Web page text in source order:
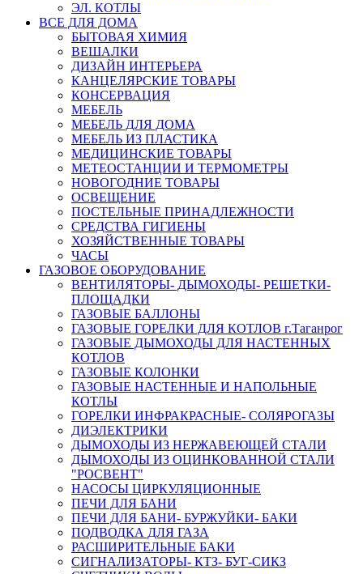
ЭЛ. КОТЛЫ
ВСЕ ДЛЯ ДОМА
БЫТОВАЯ ХИМИЯ
ВЕШАЛКИ
ДИЗАЙН ИНТЕРЬЕРА
КАНЦЕЛЯРСКИЕ ТОВАРЫ
КОНСЕРВАЦИЯ
МЕБЕЛЬ
МЕБЕЛЬ ДЛЯ ДОМА
МЕБЕЛЬ ИЗ ПЛАСТИКА
МЕДИЦИНСКИЕ ТОВАРЫ
МЕТЕОСТАНЦИИ И ТЕРМОМЕТРЫ
НОВОГОДНИЕ ТОВАРЫ
ОСВЕЩЕНИЕ
ПОСТЕЛЬНЫЕ ПРИНАДЛЕЖНОСТИ
СРЕДСТВА ГИГИЕНЫ
ХОЗЯЙСТВЕННЫЕ ТОВАРЫ
ЧАСЫ
ГАЗОВОЕ ОБОРУДОВАНИЕ
ВЕНТИЛЯТОРЫ- ДЫМОХОДЫ- РЕШЕТКИ-
ПЛОЩАДКИ
ГАЗОВЫЕ БАЛЛОНЫ
ГАЗОВЫЕ ГОРЕЛКИ ДЛЯ КОТЛОВ г.Таганрог
ГАЗОВЫЕ ДЫМОХОДЫ ДЛЯ НАСТЕННЫХ
КОТЛОВ
ГАЗОВЫЕ КОЛОНКИ
ГАЗОВЫЕ НАСТЕННЫЕ И НАПОЛЬНЫЕ
КОТЛЫ
ГОРЕЛКИ ИНФРАКРАСНЫЕ- СОЛЯРОГАЗЫ
ДИЭЛЕКТРИКИ
ДЫМОХОДЫ ИЗ НЕРЖАВЕЮЩЕЙ СТАЛИ
ДЫМОХОДЫ ИЗ ОЦИНКОВАННОЙ СТАЛИ
"РОСВЕНТ"
НАСОСЫ ЦИРКУЛЯЦИОННЫЕ
ПЕЧИ ДЛЯ БАНИ
ПЕЧИ ДЛЯ БАНИ- БУРЖУЙКИ- БАКИ
ПОДВОДКА ДЛЯ ГАЗА
РАСШИРИТЕЛЬНЫЕ БАКИ
СИГНАЛИЗАТОРЫ- КТЗ- БУГ-СИКЗ